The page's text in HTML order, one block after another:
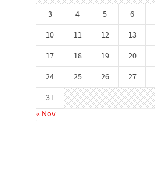
3
4 5 6
10
11 12 13
17
18 19 20
24
25 26 27
31
« Nov